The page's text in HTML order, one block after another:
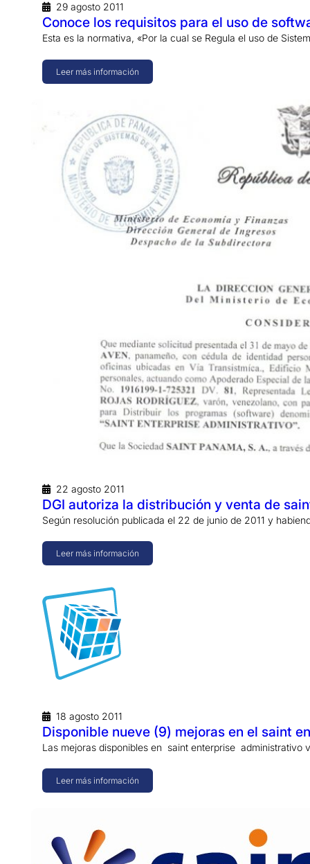
29 agosto 2011
Conoce los requisitos para el uso de
Esta es la normativa, «Por la cual se Regula el uso de
Leer más información
22 agosto 2011
DGI autoriza la distribución y venta de
Según resolución publicada el 22 de junio de 2011 y
Leer más información
18 agosto 2011
Disponible nueve (9) mejoras en el saint
Las mejoras disponibles en saint enterprise
Leer más información